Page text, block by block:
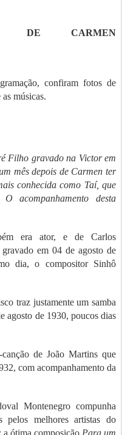
DE CARMEN
confiram fotos de
músicas.
Filho gravado na Victor em
mês depois de Carmen ter
conhecida como Taí, que
acompanhamento desta
era ator, e de Carlos
gravado em 04 de agosto de
dia, o compositor Sinhô
traz justamente um samba
agosto de 1930, poucos dias
de João Martins que
com acompanhamento da
Montenegro compunha
pelos melhores artistas do
a ótima composição Para um